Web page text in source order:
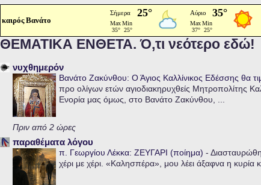
καιρός Βανάτο
ΘΕΜΑΤΙΚΑ ΕΝΘΕΤΑ. Ό,τι νεότερο εδώ!
νυχθημερόν
Βανάτο Ζακύνθου: Ο Άγιος Καλλίνικος Εδέσσης θα
προ ολίγων ετών αγιοδιακηρυχθείς Μητροπολίτης
Ενορία μας όμως, στο Βανάτο Ζακύνθου, ...
Πριν από 2 ώρες
παραθέματα λόγου
π. Γεωργίου Λέκκα: ΖΕΥΓΑΡΙ (ποίημα) -
χέρι με χέρι. «Καλησπέρα», μου λέει άξαφνα η κυρία